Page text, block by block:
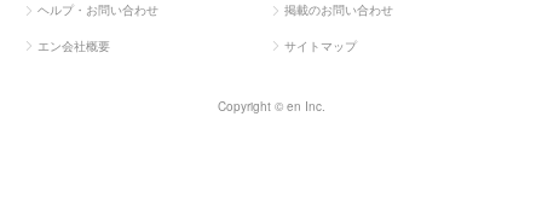
ヘルプ・お問い合わせ 掲載のお問い合わせ
エン会社概要 サイトマップ
Copyright © en Inc.